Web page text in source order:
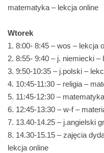
matematyka – lekcja online
Wtorek
1. 8:00- 8:45 – wos – lekcja
2. 8:55- 9:40 – j. niemiecki –
3. 9:50-10:35 – j.polski –
4. 10:45-11:30 – religia –
5. 11:45-12:30 –
6. 12:45-13:30 – w-f –
7. 13.40-14.25 – j.angielski
8. 14.30-15.15 – zajęcia
lekcja online